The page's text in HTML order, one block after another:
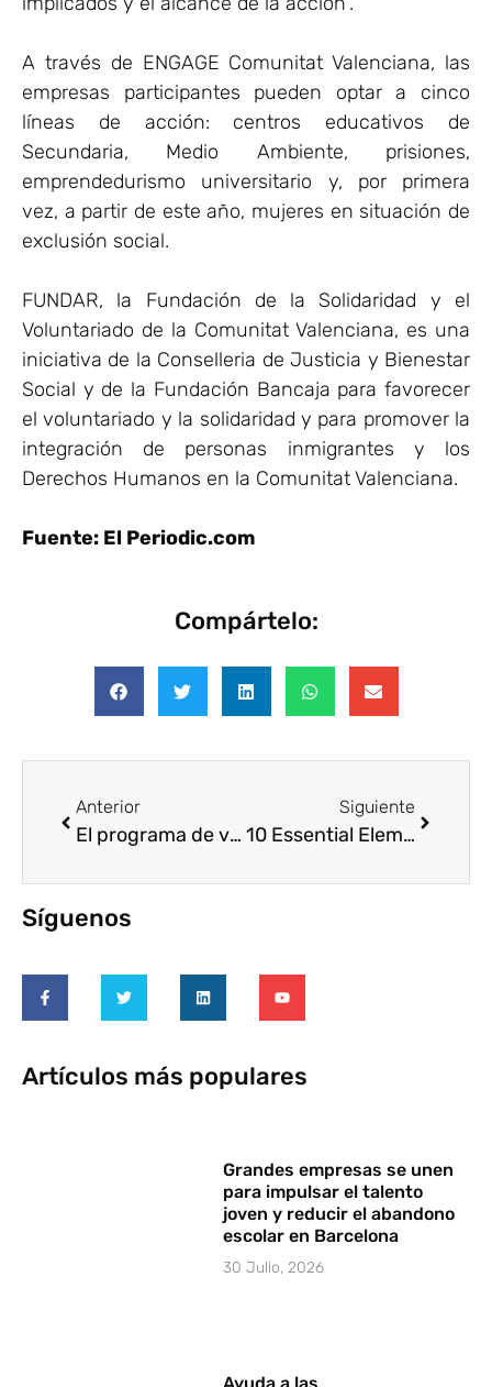
A través de ENGAGE Comunitat Valenciana, las
empresas participantes pueden optar a cinco
líneas de acción: centros educativos de
Secundaria, Medio Ambiente, prisiones,
emprendedurismo universitario y, por primera
vez, a partir de este año, mujeres en situación de
exclusión social.
FUNDAR, la Fundación de la Solidaridad y el
Voluntariado de la Comunitat Valenciana, es una
iniciativa de la Conselleria de Justicia y Bienestar
Social y de la Fundación Bancaja para favorecer
el voluntariado y la solidaridad y para promover la
integración de personas inmigrantes y los
Derechos Humanos en la Comunitat Valenciana.
Fuente: El Periodic.com
Compártelo:
Anterior
El programa de voluntariado de Unilever reparte 184.600 comidas en 2011
Siguiente
10 Essential Elements of Successful Volunteering &amp; Giving Strategies
Síguenos
Artículos más populares
Grandes empresas se unen
para impulsar el talento
joven y reducir el abandono
escolar en Barcelona
30 Julio, 2026
Ayuda a las